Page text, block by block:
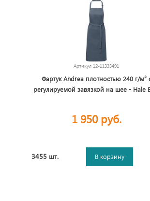
Артикул 12-11333491
Фартук Andrea плотностью 240 г/м²
регулируемой завязкой на шее - Hale
1 950 руб.
3455 шт. В корзину